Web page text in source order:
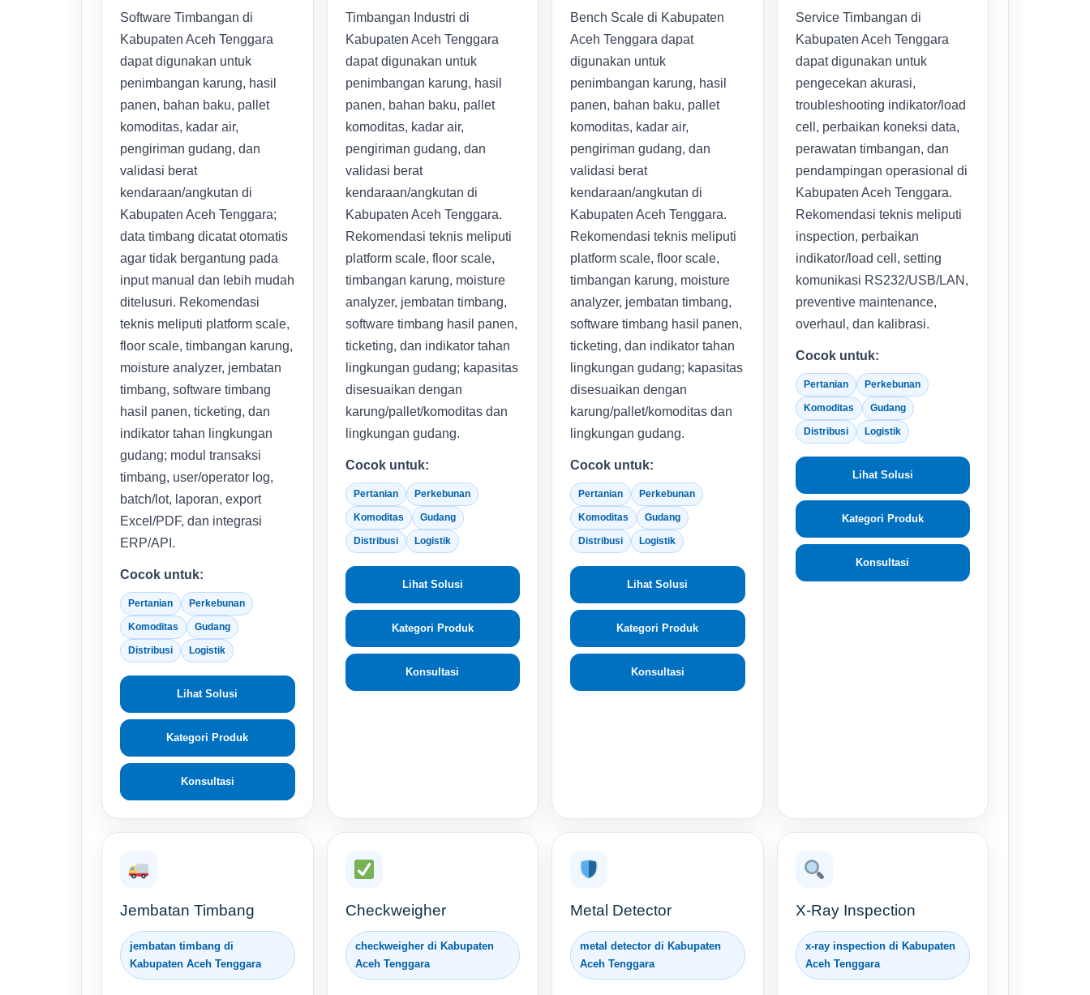
Software Timbangan di
Kabupaten Aceh Tenggara
dapat digunakan untuk
penimbangan karung, hasil
panen, bahan baku, pallet
komoditas, kadar air,
pengiriman gudang, dan
validasi berat
kendaraan/angkutan di
Kabupaten Aceh Tenggara;
data timbang dicatat otomatis
agar tidak bergantung pada
input manual dan lebih mudah
ditelusuri. Rekomendasi
teknis meliputi platform scale,
floor scale, timbangan karung,
moisture analyzer, jembatan
timbang, software timbang
hasil panen, ticketing, dan
indikator tahan lingkungan
gudang; modul transaksi
timbang, user/operator log,
batch/lot, laporan, export
Excel/PDF, dan integrasi
ERP/API.
Cocok untuk:
Pertanian Perkebunan
Komoditas Gudang
Distribusi Logistik
Lihat Solusi
Kategori Produk
Konsultasi
Timbangan Industri di
Kabupaten Aceh Tenggara
dapat digunakan untuk
penimbangan karung, hasil
panen, bahan baku, pallet
komoditas, kadar air,
pengiriman gudang, dan
validasi berat
kendaraan/angkutan di
Kabupaten Aceh Tenggara.
Rekomendasi teknis meliputi
platform scale, floor scale,
timbangan karung, moisture
analyzer, jembatan timbang,
software timbang hasil panen,
ticketing, dan indikator tahan
lingkungan gudang; kapasitas
disesuaikan dengan
karung/pallet/komoditas dan
lingkungan gudang.
Cocok untuk:
Pertanian Perkebunan
Komoditas Gudang
Distribusi Logistik
Lihat Solusi
Kategori Produk
Konsultasi
Bench Scale di Kabupaten
Aceh Tenggara dapat
digunakan untuk
penimbangan karung, hasil
panen, bahan baku, pallet
komoditas, kadar air,
pengiriman gudang, dan
validasi berat
kendaraan/angkutan di
Kabupaten Aceh Tenggara.
Rekomendasi teknis meliputi
platform scale, floor scale,
timbangan karung, moisture
analyzer, jembatan timbang,
software timbang hasil panen,
ticketing, dan indikator tahan
lingkungan gudang; kapasitas
disesuaikan dengan
karung/pallet/komoditas dan
lingkungan gudang.
Cocok untuk:
Pertanian Perkebunan
Komoditas Gudang
Distribusi Logistik
Lihat Solusi
Kategori Produk
Konsultasi
Service Timbangan di
Kabupaten Aceh Tenggara
dapat digunakan untuk
pengecekan akurasi,
troubleshooting indikator/load
cell, perbaikan koneksi data,
perawatan timbangan, dan
pendampingan operasional di
Kabupaten Aceh Tenggara.
Rekomendasi teknis meliputi
inspection, perbaikan
indikator/load cell, setting
komunikasi RS232/USB/LAN,
preventive maintenance,
overhaul, dan kalibrasi.
Cocok untuk:
Pertanian Perkebunan
Komoditas Gudang
Distribusi Logistik
Lihat Solusi
Kategori Produk
Konsultasi
Jembatan Timbang
jembatan timbang di
Kabupaten Aceh Tenggara
Checkweigher
checkweigher di Kabupaten
Aceh Tenggara
Metal Detector
metal detector di Kabupaten
Aceh Tenggara
X-Ray Inspection
x-ray inspection di Kabupaten
Aceh Tenggara